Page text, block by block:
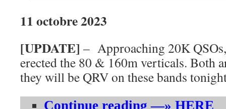
11 octobre 2023
[UPDATE] – Approaching 20K
erected the 80 & 160m verticals. Both
they will be QRV on these bands
Continue reading —» HERE